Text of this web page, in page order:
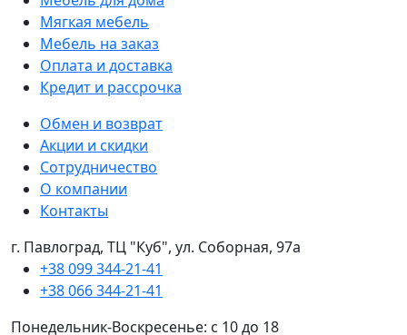
Мягкая мебель
Мебель на заказ
Оплата и доставка
Кредит и рассрочка
Обмен и возврат
Акции и скидки
Сотрудничество
О компании
Контакты
г. Павлоград, ТЦ "Куб", ул. Соборная, 97а
+38 099 344-21-41
+38 066 344-21-41
Понедельник-Воскресенье: с 10 до 18